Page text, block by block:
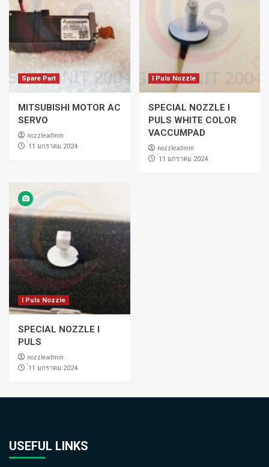
Spare Part
MITSUBISHI MOTOR AC
SERVO
nozzleadmin
่11 มกราคม 2024
I Puls Nozzle
SPECIAL NOZZLE I
PULS WHITE COLOR
VACCUMPAD
nozzleadmin
่11 มกราคม 2024
I Puls Nozzle
SPECIAL NOZZLE I
PULS
nozzleadmin
่11 มกราคม 2024
USEFUL LINKS